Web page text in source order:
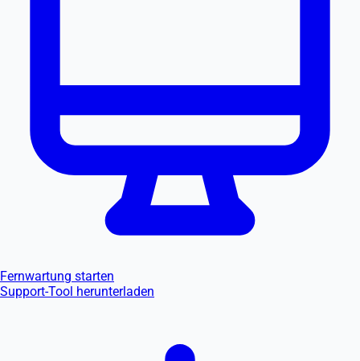
Fernwartung starten
Support-Tool herunterladen